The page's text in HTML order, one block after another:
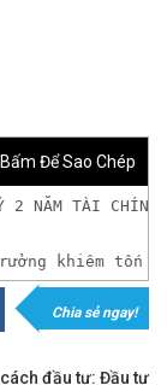
Bấm Để Sao Chép
2 NĂM TÀI
khiêm tốn
xem-
𝐭𝐫ê𝐧 𝐭𝐡ị 𝐭𝐫ườ𝐧𝐠
Chia sẻ ngay!
đầu tư: Đầu tư